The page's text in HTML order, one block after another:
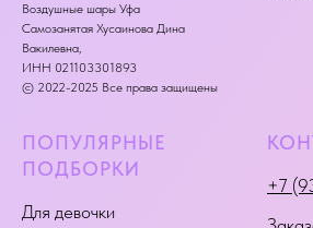
Воздушные шары Уфа
Самозанятая Хусаинова Дина
Вакилевна,
ИНН 021103301893
© 2022-2025 Все права защищены
ПОПУЛЯРНЫЕ
ПОДБОРКИ
Для девочки
+7